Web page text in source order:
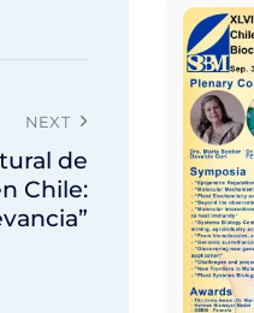
NEXT
de
Chile: